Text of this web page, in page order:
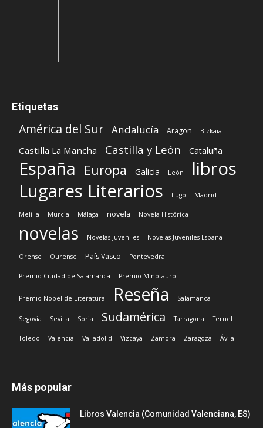
Etiquetas
América del Sur Andalucía Aragon Bizkaia
Castilla La Mancha Castilla y León Cataluña
España Europa Galicia León
libros
Lugares Literarios
Lugo Madrid
Melilla Murcia Málaga novela Novela Histórica
novelas Novelas Juveniles Novelas Juveniles España
Orense Ourense País Vasco Pontevedra
Premio Ciudad de Salamanca Premio Minotauro
Premio Nobel de Literatura Reseña Salamanca
Segovia Sevilla Soria Sudamérica Tarragona Teruel
Toledo Valencia Valladolid Vizcaya Zamora Zaragoza Ávila
Más popular
Libros Valencia (Comunidad Valenciana, ES)